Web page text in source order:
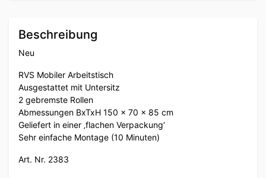
Beschreibung
Neu
RVS Mobiler Arbeitstisch
Ausgestattet mit Untersitz
2 gebremste Rollen
Abmessungen BxTxH 150 x 70 x 85 cm
Geliefert in einer ‚flachen Verpackung‘
Sehr einfache Montage (10 Minuten)
Art. Nr. 2383